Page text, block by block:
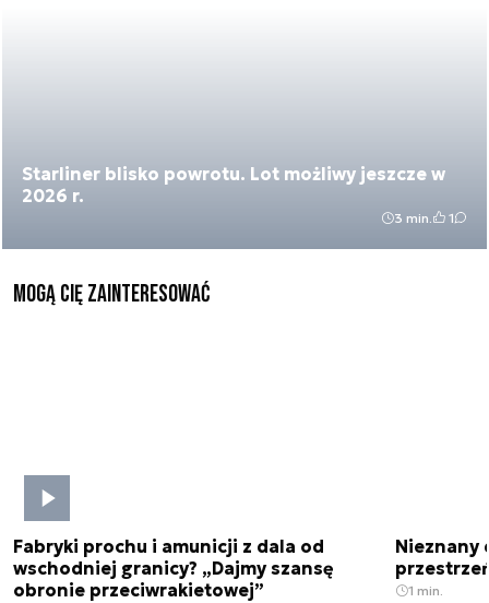
Starliner blisko powrotu. Lot możliwy jeszcze w
2026 r.
3 min. 1
Mogą Cię zainteresować
Fabryki prochu i amunicji z dala od
wschodniej granicy? „Dajmy szansę
obronie przeciwrakietowej”
Nieznany
1 min.